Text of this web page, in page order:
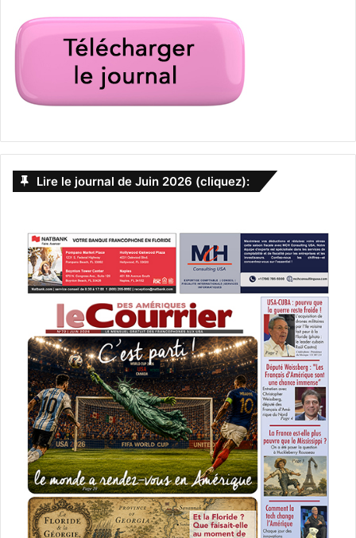
Lire le journal de Juin 2026 (cliquez):